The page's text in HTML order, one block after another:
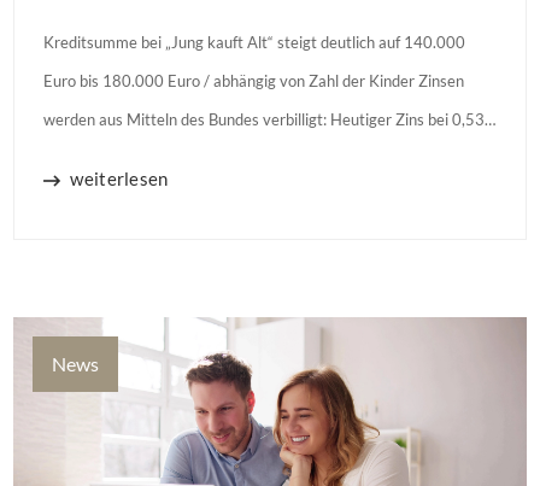
Kreditsumme bei „Jung kauft Alt“ steigt deutlich auf 140.000
Euro bis 180.000 Euro / abhängig von Zahl der Kinder Zinsen
werden aus Mitteln des Bundes verbilligt: Heutiger Zins bei 0,53
weiterlesen
News